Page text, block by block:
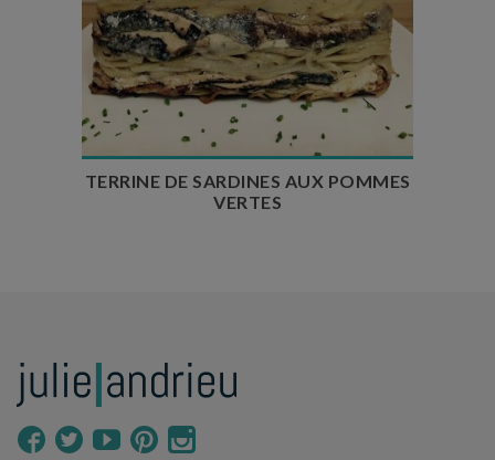
Temps de préparation : 20 min
Temps de cuisson : 1h
Temps de repos : 1 nuit
Nombre de couverts : 4
TERRINE DE SARDINES AUX POMMES
VERTES